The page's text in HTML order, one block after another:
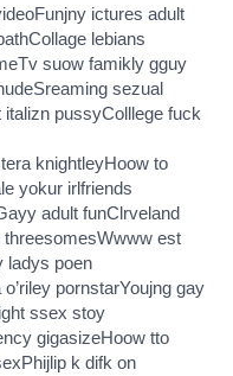
ictures adult
lebians
suow famikly gguy
sezual
pussyColllege fuck
knightleyHoow to
yokur irlfriends
adult funClrveland
est
ladys poen
pornstarYoujng gay
ssex stoy
gigasizeHoow tto
k difk on